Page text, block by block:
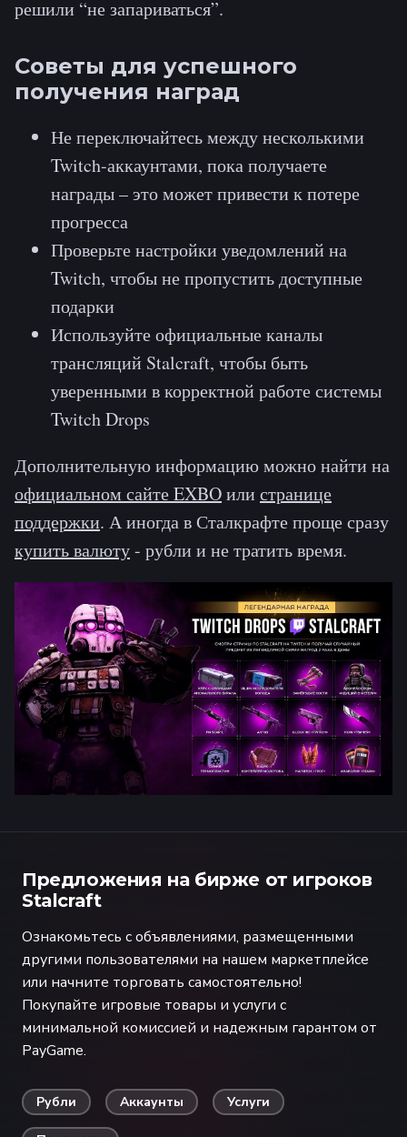
решили “не запариваться”.
Советы для успешного
получения наград
Не переключайтесь между несколькими
Twitch-аккаунтами, пока получаете
награды – это может привести к потере
прогресса
Проверьте настройки уведомлений на
Twitch, чтобы не пропустить доступные
подарки
Используйте официальные каналы
трансляций Stalcraft, чтобы быть
уверенными в корректной работе системы
Twitch Drops
Дополнительную информацию можно найти на
официальном сайте EXBOили странице
поддержки. А иногда в Сталкрафте проще сразу
купить валюту- рубли и не тратить время.
Предложения на бирже от игроков
Stalcraft
Ознакомьтесь с объявлениями, размещенными
другими пользователями на нашем маркетплейсе
или начните торговать самостоятельно!
Покупайте игровые товары и услуги с
минимальной комиссией и надежным гарантом от
PayGame.
Рубли Аккаунты Услуги